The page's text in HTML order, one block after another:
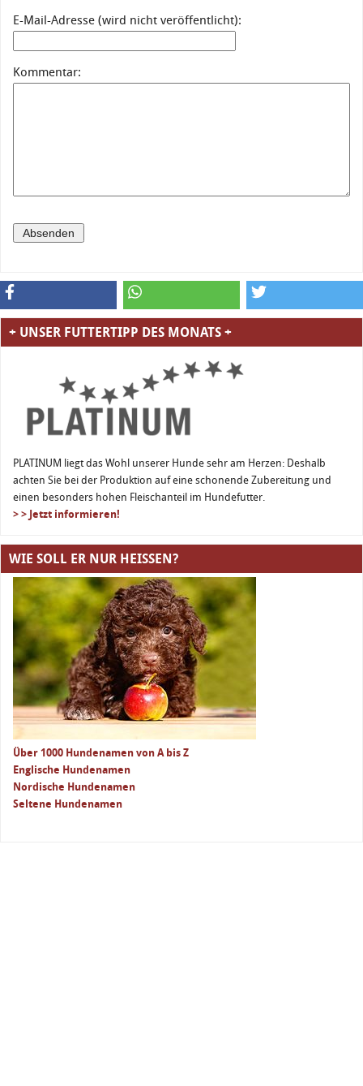
E-Mail-Adresse (wird nicht veröffentlicht):
Kommentar:
+ UNSER FUTTERTIPP DES MONATS +
PLATINUM liegt das Wohl unserer Hunde sehr am Herzen: Deshalb
achten Sie bei der Produktion auf eine schonende Zubereitung und
einen besonders hohen Fleischanteil im Hundefutter.
> > Jetzt informieren!
WIE SOLL ER NUR HEISSEN?
Über 1000 Hundenamen von A bis Z
Englische Hundenamen
Nordische Hundenamen
Seltene Hundenamen